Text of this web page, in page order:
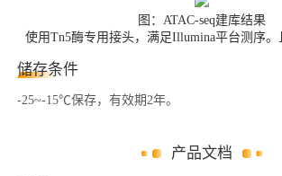
图：ATAC-seq建库结果
使用Tn5酶专用接头，满足Illumina平台测序。
储存条件
-25~-15℃保存，有效期2年。
产品文档